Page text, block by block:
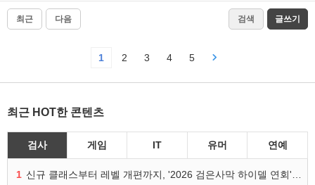
최근 다음 검색 글쓰기
1 2 3 4 5
최근 HOT한 콘텐츠
검사 게임 IT 유머 연예
1